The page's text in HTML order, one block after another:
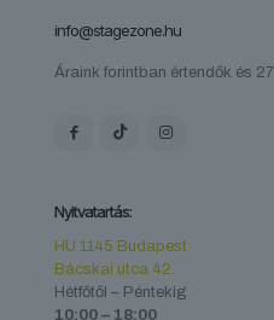
info@stagezone.hu
Áraink forintban értendők és
Nyitvatartás:
HU 1145 Budapest
Bácskai utca 42.
Hétfőtől – Péntekig
10:00 – 18:00